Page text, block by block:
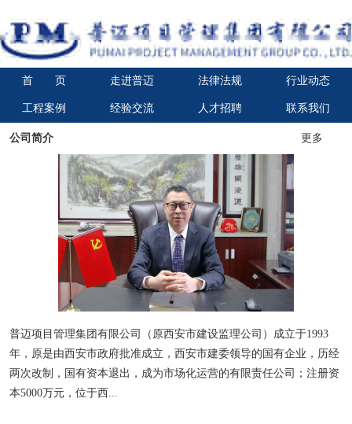
首 页 走进普迈 法律法规 行业动态
工程案例 经验交流 人才招聘 联系我们
公司简介 更多
普迈项目管理集团有限公司（原西安市建设监理公司）成立于1993
年，原是由西安市政府批准成立，西安市建委领导的国有企业，历经
两次改制，国有资本退出，成为市场化运营的有限责任公司；注册资
本5000万元，位于西...